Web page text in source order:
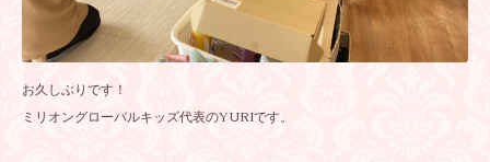
お久しぶりです！
ミリオングローバルキッズ代表のYURIです。